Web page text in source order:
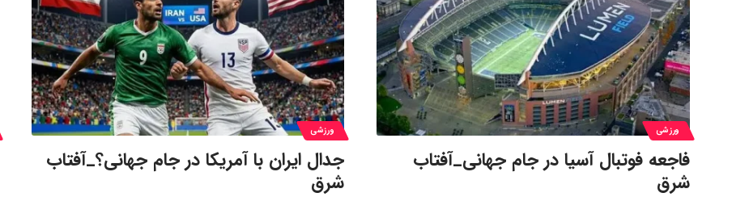
ورزشی
فاجعه فوتبال آسیا در جام جهانی_آفتاب
شرق
ورزشی
جدال ایران با آمریکا در جام جهانی؟_آفتاب
شرق